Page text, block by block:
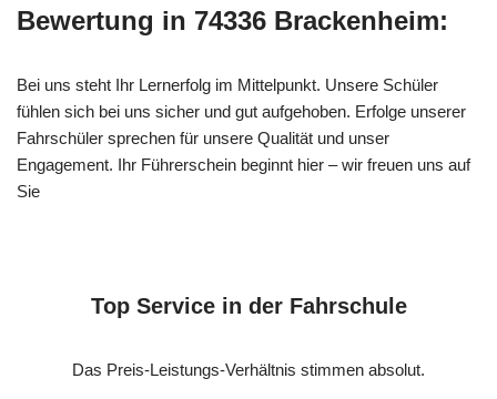
Bewertung in 74336 Brackenheim:
Bei uns steht Ihr Lernerfolg im Mittelpunkt. Unsere Schüler
fühlen sich bei uns sicher und gut aufgehoben. Erfolge unserer
Fahrschüler sprechen für unsere Qualität und unser
Engagement. Ihr Führerschein beginnt hier – wir freuen uns auf
Sie
Top Service in der Fahrschule
Das Preis-Leistungs-Verhältnis stimmen absolut.